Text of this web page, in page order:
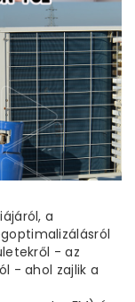
a
- az
- ahol zajlik a